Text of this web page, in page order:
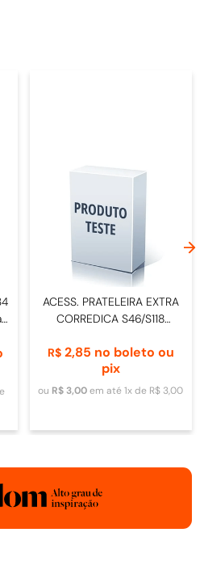
ACESS. PRATELEIRA EXTRA
CORREDICA S46/S118
R$ 2,85 no boleto ou
pix
ou R$ 3,00em até1x de R$ 3,00